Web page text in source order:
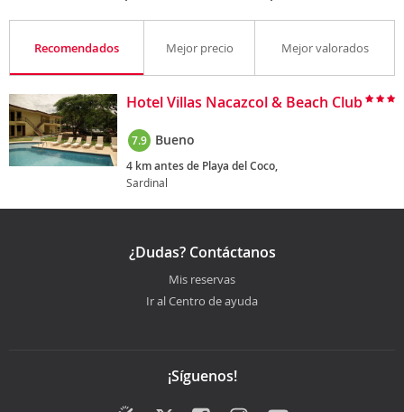
Recomendados Mejor precio Mejor valorados
Hotel Villas Nacazcol & Beach Club
7.9 Bueno
4 km antes de Playa del Coco,
Sardinal
¿Dudas? Contáctanos
Mis reservas
Ir al Centro de ayuda
¡Síguenos!